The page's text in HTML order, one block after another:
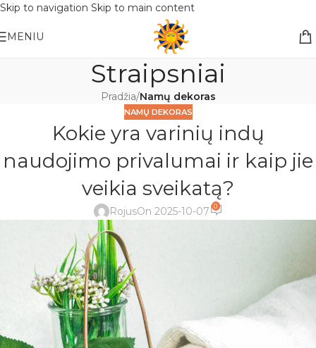
Skip to navigation Skip to main content
Nemokamas pristatymas į paštomatą apsiperkant už 30€!!
MENIU
Straipsniai
Pradžia/Namų dekoras
NAMŲ DEKORAS
Kokie yra varinių indų
naudojimo privalumai ir kaip jie
veikia sveikatą?
RojusOn 2025-10-07 0